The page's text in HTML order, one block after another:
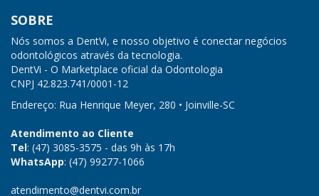
SOBRE
Nós somos a DentVi, e nosso objetivo é conectar negócios
odontológicos através da tecnologia.
DentVi - O Marketplace oficial da Odontologia
CNPJ 42.823.741/0001-12
Endereço: Rua Henrique Meyer, 280 • Joinville-SC
Atendimento ao Cliente
Tel: (47) 3085-3575 - das 9h às 17h
WhatsApp: (47) 99277-1066
atendimento@dentvi.com.br